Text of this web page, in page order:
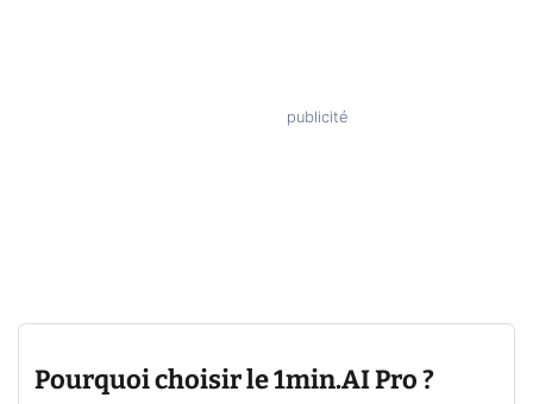
Pourquoi choisir le 1min.AI Pro ?